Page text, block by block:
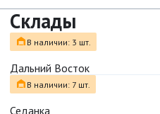
Склады
В наличии: 3 шт.
Дальний Восток
В наличии: 7 шт.
Седанка